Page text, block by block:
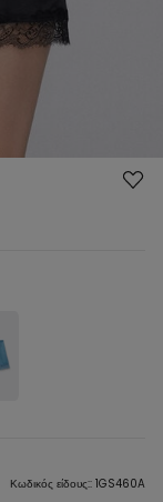
Κωδικός είδους:: 1GS460A